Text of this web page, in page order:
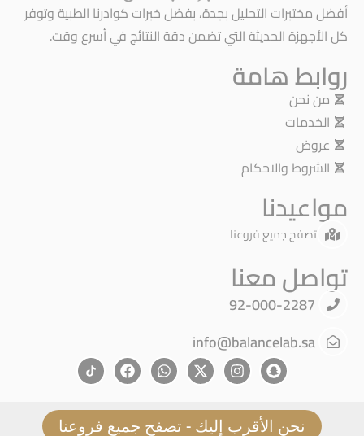
أفضل مختبرات التحليل بجدة، بفضل خبرات كوادرنا الطبية وتوفر
كل الأجهزة الحديثة التي تضمن دقة النتائج في أسرع وقت.
روابط هامة
من نحن
الخدمات
عروض
الشروط والاحكام
مواعيدنا
تصفح جميع فروعنا
تواصل معنا
info@balancelab.sa
نحن الأقرب إليك - تصفح جميع فروعنا